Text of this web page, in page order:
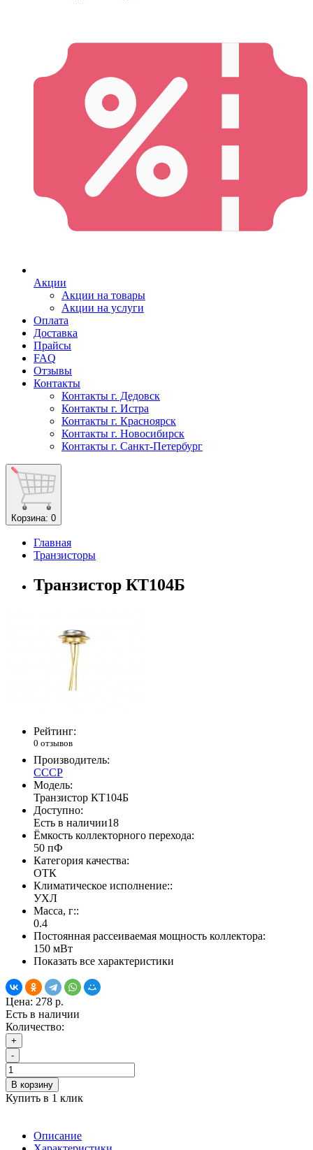
Акции
Акции на товары
Акции на услуги
Оплата
Доставка
Прайсы
FAQ
Отзывы
Контакты
Контакты г. Дедовск
Контакты г. Истра
Контакты г. Красноярск
Контакты г. Новосибирск
Контакты г. Санкт-Петербург
Корзина: 0
Главная
Транзисторы
Транзистор КТ104Б
Рейтинг:
0 отзывов
Производитель:
СССР
Модель:
Транзистор КТ104Б
Доступно:
Есть в наличии18
Ёмкость коллекторного перехода:
50 пФ
Категория качества:
ОТК
Климатическое исполнение::
УХЛ
Масса, г::
0.4
Постоянная рассеиваемая мощность коллектора:
150 мВт
Показать все характеристики
Цена: 278 р.
Есть в наличии
Количество:
+
-
В корзину
Купить в 1 клик
Описание